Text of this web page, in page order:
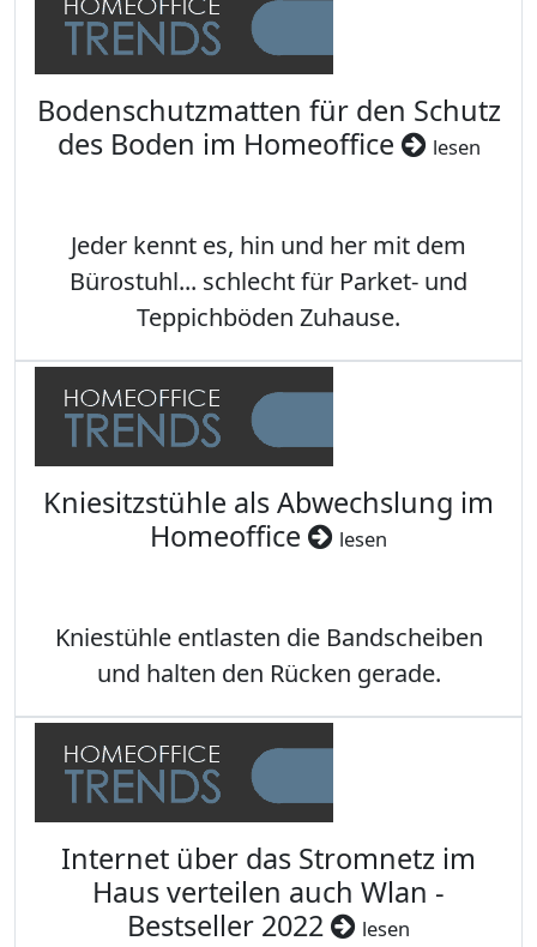
Bodenschutzmatten für den Schutz
des Boden im Homeoffice
lesen
Jeder kennt es, hin und her mit dem
Bürostuhl... schlecht für Parket- und
Teppichböden Zuhause.
Kniesitzstühle als Abwechslung im
Homeoffice
lesen
Kniestühle entlasten die Bandscheiben
und halten den Rücken gerade.
Internet über das Stromnetz im
Haus verteilen auch Wlan -
Bestseller 2022
lesen